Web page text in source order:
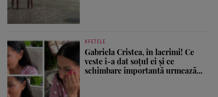
KFETELE
Gabriela Cristea, în lacrimi! Ce
veste i-a dat soțul ei și ce
schimbare importantă urmează...